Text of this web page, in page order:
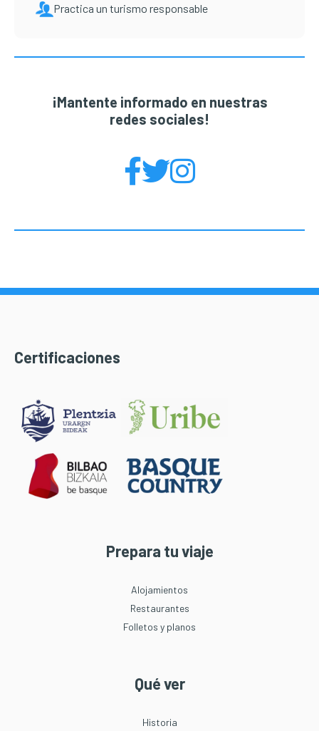
Practica un turismo responsable
¡Mantente informado en nuestras
redes sociales!
Certificaciones
Prepara tu viaje
Alojamientos
Restaurantes
Folletos y planos
Qué ver
Historia